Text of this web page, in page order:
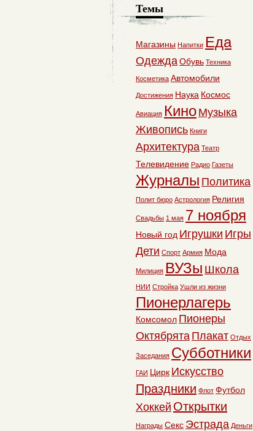
Темы
Магазины Напитки Еда
ОдеждаОбувь Техника
Косметика Автомобили
Достижения Наука Космос
Авиация Кино Музыка
Живопись Книги
Архитектура Театр
Телевидение Радио Газеты
Журналы Политика
Полит бюро Астрология Религия
Свадьбы 1 мая 7 ноября
Новый год Игрушки Игры
Дети Спорт Армия Мода
Милиция ВУЗы Школа
НИИ Стройка Ушли из жизни
Пионерлагерь
Комсомол Пионеры
Октябрята Плакат Отдых
Заседания Субботники
ГАИ Цирк Искусство
Праздники Флот Футбол
Хоккей Открытки
Награды Секс Эстрада Деньги